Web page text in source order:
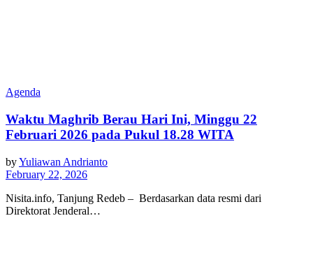
Agenda
Waktu Maghrib Berau Hari Ini, Minggu 22
Februari 2026 pada Pukul 18.28 WITA
byYuliawan Andrianto
February 22, 2026
Nisita.info, Tanjung Redeb – Berdasarkan data resmi dari
Direktorat Jenderal…